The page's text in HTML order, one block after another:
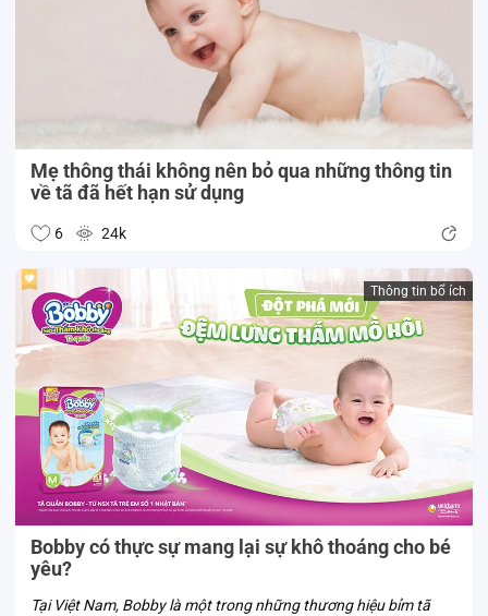
Mẹ thông thái không nên bỏ qua những thông tin
về tã đã hết hạn sử dụng
6 24k
Thông tin bổ ích
Bobby có thực sự mang lại sự khô thoáng cho bé
yêu?
Tại Việt Nam, Bobby là một trong những thương hiệu bỉm tã